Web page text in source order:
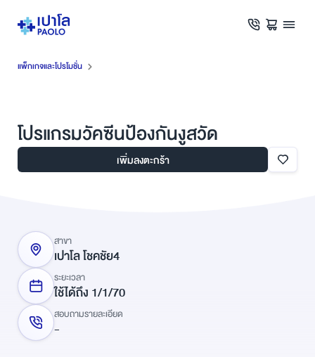
แพ็กเกจและโปรโมชั่น
โปรแกรมวัคซีนป้องกันงูสวัด
เพิ่มลงตะกร้า
สาขา
เปาโล โชคชัย4
ระยะเวลา
ใช้ได้ถึง 1/1/70
สอบถามรายละเอียด
-